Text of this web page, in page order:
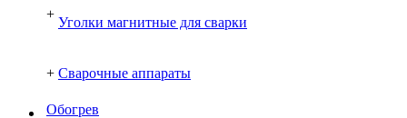
+
Уголки магнитные для сварки
+ Сварочные аппараты
Обогрев